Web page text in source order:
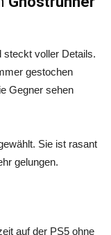
steckt voller Details.
gestochen
Gegner sehen
Sie ist rasant
gelungen.
auf der PS5 ohne